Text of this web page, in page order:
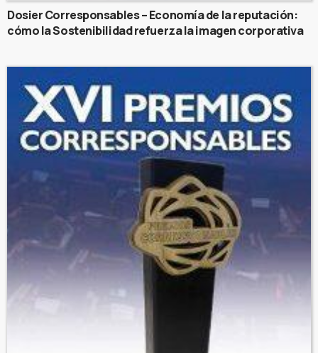
Dosier Corresponsables – Economía de la reputación:
cómo la Sostenibilidad refuerza la imagen corporativa